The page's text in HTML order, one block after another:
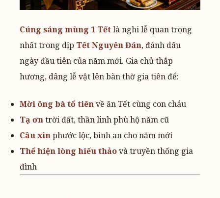
Cúng sáng mùng 1 Tếtlà nghi lễ quan trọng
nhất trong dịp Tết Nguyên Đán, đánh dấu
ngày đầu tiên của năm mới. Gia chủ thắp
hương, dâng lễ vật lên bàn thờ gia tiên để:
Mời ông bà tổ tiênvề ăn Tết cùng con cháu
Tạ ơntrời đất, thần linh phù hộ năm cũ
Cầu xinphước lộc, bình an cho năm mới
Thể hiện lòng hiếu thảovà truyền thống gia
đình